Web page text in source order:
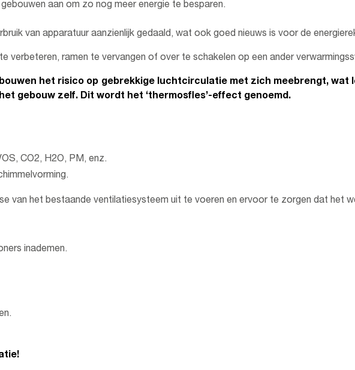
aan om zo nog meer energie te besparen.
van apparatuur aanzienlijk gedaald, wat ook goed nieuws is voor de
verbeteren, ramen te vervangen of over te schakelen op een ander
het risico op gebrekkige luchtcirculatie met zich meebrengt,
gebouw zelf. Dit wordt het ‘thermosfles’-effect genoemd.
CO2, H2O, PM, enz.
van het bestaande ventilatiesysteem uit te voeren en ervoor te zorgen dat het
inademen.